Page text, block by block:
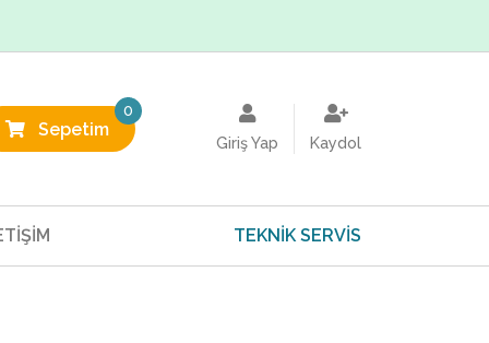
0
Sepetim
Giriş Yap Kaydol
TEKNİK SERVİS